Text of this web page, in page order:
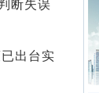
断失误
出台实